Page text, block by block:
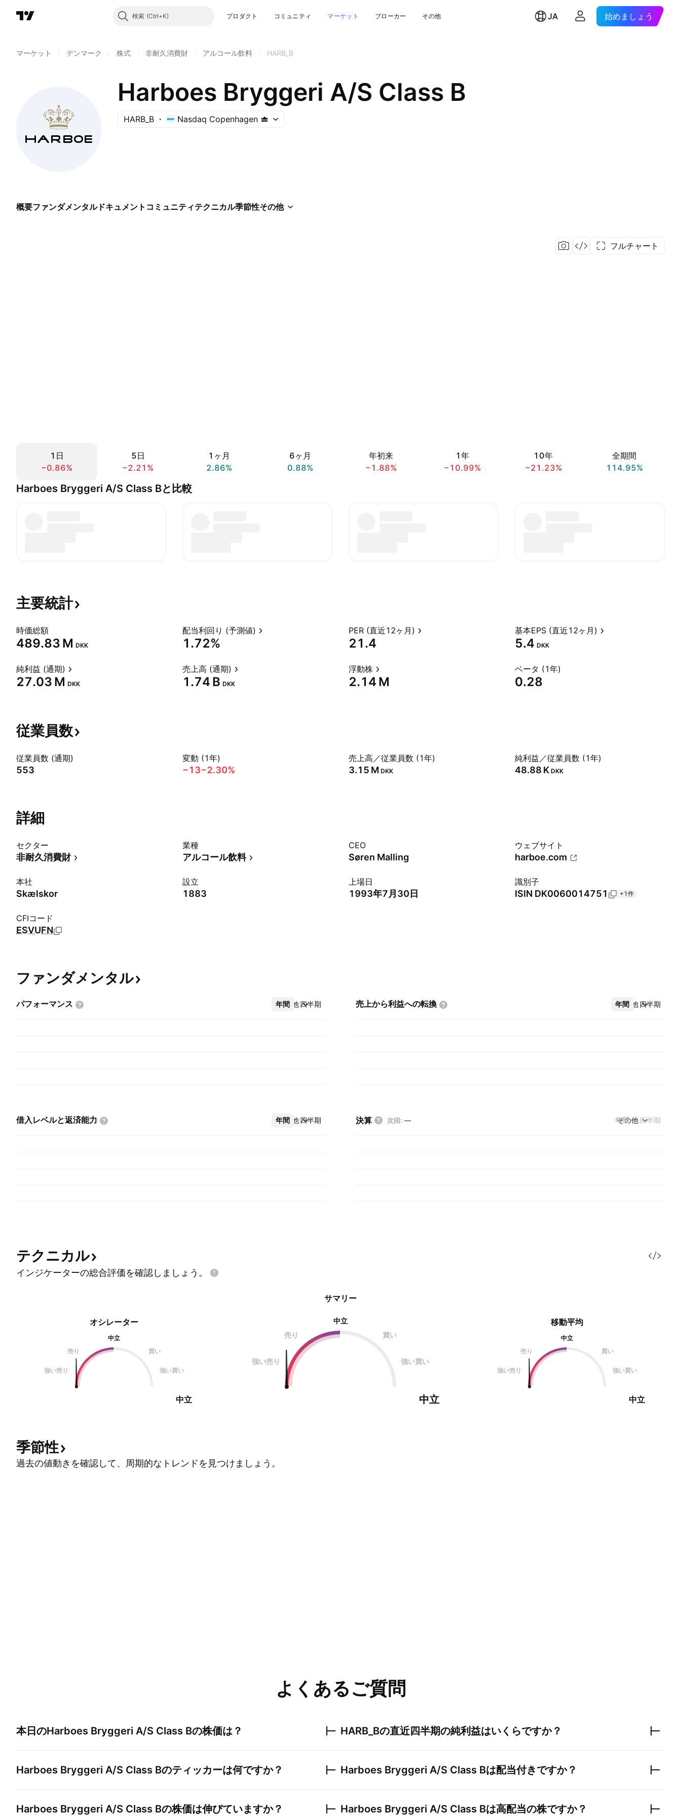
検索 プロダクト コミュニティ マーケット ブローカー その他 JA 始めましょう
マーケット デンマーク 株式 非耐久消費財 アルコール飲料 HARB_B
Harboes Bryggeri A/S Class B
HARB_B Nasdaq Copenhagen
概要ファンダメンタルドキュメント コミュニティテクニカル季節性その他
フルチャート
1日
−0.86%
5日
−2.21%
1ヶ月
2.86%
6ヶ月
0.88%
年初来
−1.88%
1年
−10.99%
10年
−21.23%
全期間
114.95%
Harboes Bryggeri A/S Class Bと比較
主要統計
時価総額
‪489.83 M‬ DKK
配当利回り (予測値)
1.72%
PER (直近12ヶ月)
21.4
基本EPS (直近12ヶ月)
5.4 DKK
純利益 (通期)
‪27.03 M‬ DKK
売上高 (通期)
‪1.74 B‬ DKK
浮動株
‪2.14 M‬
ベータ (1年)
0.28
従業員数
従業員数 (通期)
553
変動 (1年)
−13−2.30%
売上高／従業員数 (1年)
‪3.15 M‬ DKK
純利益／従業員数 (1年)
‪48.88 K‬ DKK
詳細
セクター
非耐久消費財
業種
アルコール飲料
CEO
Søren Malling
ウェブサイト
harboe.com
本社
Skælskor
設立
1883
上場日
1993年7月30日
識別子
ISIN DK0060014751 +1件
CFIコード
ESVUFN
ファンダメンタル
パフォーマンス 年間 四半期
その他 売上から利益への転換 年間 四半期
その他
借入レベルと返済能力 年間 四半期
その他 決算 次回: — 年間 四半期
その他
テクニカル
インジケーターの総合評価を確認しましょう。
オシレーター
中立
売り
買い
強い売り 強い買い
中立
サマリー
中立
売り
買い
強い売り 強い買い
中立
移動平均
中立
売り
買い
強い売り 強い買い
中立
季節性
過去の値動きを確認して、周期的なトレンドを見つけましょう。
よくあるご質問
本日のHarboes Bryggeri A/S Class Bの株価は？
Harboes Bryggeri A/S Class Bのティッカーは何ですか？
Harboes Bryggeri A/S Class Bの株価は伸びていますか？
HARB_Bの直近四半期の純利益はいくらですか？
Harboes Bryggeri A/S Class Bは配当付きですか？
Harboes Bryggeri A/S Class Bは高配当の株ですか？